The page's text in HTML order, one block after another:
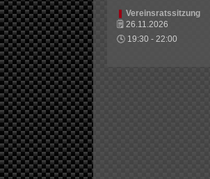
Vereinsratssitzung
🗒26.11.2026
🕓 19:30 -22:00